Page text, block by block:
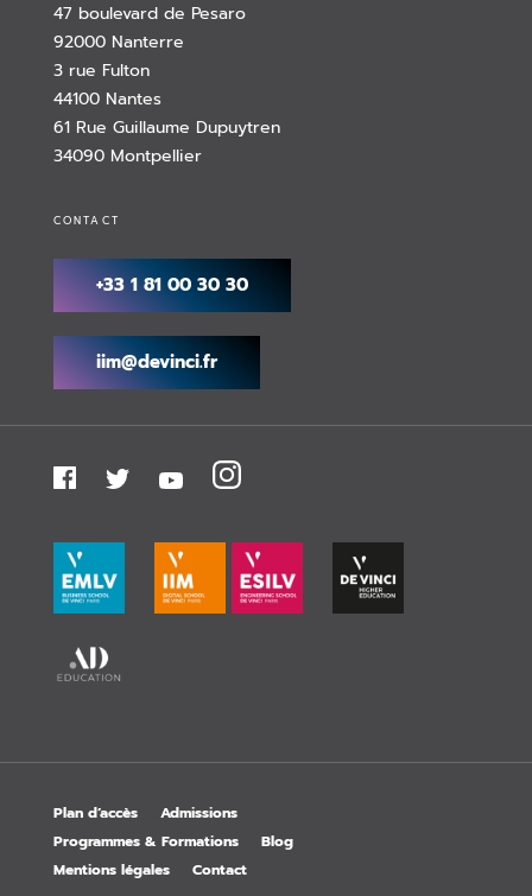
47 boulevard de Pesaro
92000 Nanterre
3 rue Fulton
44100 Nantes
61 Rue Guillaume Dupuytren
34090 Montpellier
CONTACT
+33 1 81 00 30 30
iim@devinci.fr
Plan d’accès
Admissions
Programmes & Formations
Blog
Mentions légales
Contact